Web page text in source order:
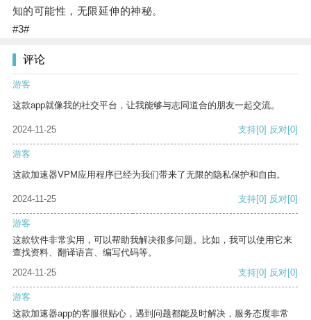
知的可能性，无限延伸的神秘。
#3#
评论
游客
这款app就像我的社交平台，让我能够与志同道合的朋友一起交流。
2024-11-25 支持[0] 反对[0]
游客
这款加速器VPM应用程序已经为我们带来了无限的隐私保护和自由。
2024-11-25 支持[0] 反对[0]
游客
这款软件非常实用，可以帮助我解决很多问题。比如，我可以使用它来
查找资料、翻译语言、编写代码等。
2024-11-25
支持[0] 反对[0]
游客
这款加速器app的客服很贴心，遇到问题都能及时解决，服务态度非常